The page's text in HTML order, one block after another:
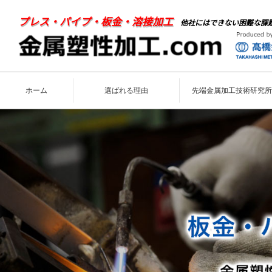
プレス・パイプ・板金・溶接加工他社にはできない困難な課
ホーム 選ばれる理由 先端金属加工技術研究所